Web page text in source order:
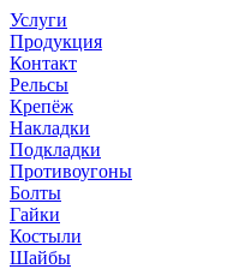
Услуги
Продукция
Контакт
Рельсы
Крепёж
Накладки
Подкладки
Противоугоны
Болты
Гайки
Костыли
Шайбы